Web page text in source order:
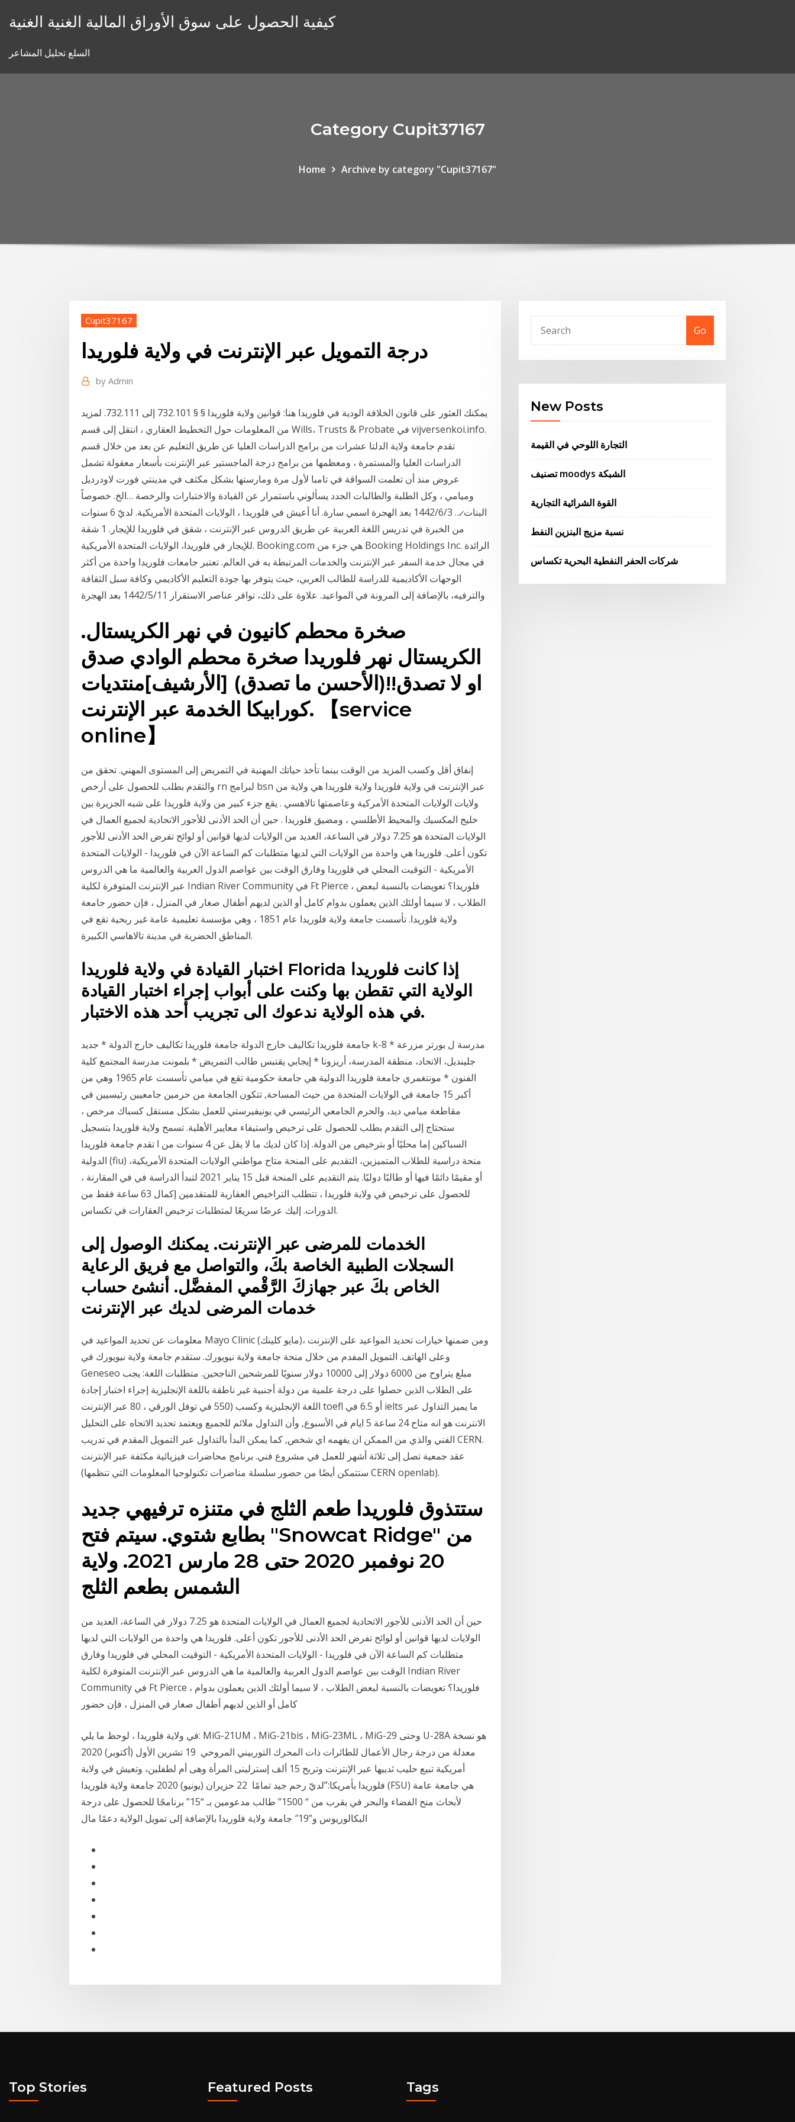
كيفية الحصول على سوق الأوراق المالية الغنية الغنية
السلع تحليل المشاعر
Category Cupit37167
Home Archive by category "Cupit37167"
Cupit37167
درجة التمويل عبر الإنترنت في ولاية فلوريدا
by Admin
يمكنك العثور على قانون الخلافة الودية في فلوريدا هنا: قوانين ولاية فلوريدا § § 732.101 إلى 732.111. لمزيد
من المعلومات حول التخطيط العقاري ، انتقل إلى قسم Wills، Trusts & Probate في vijversenkoi.info.
تقدم جامعة ولاية الدلتا عشرات من برامج الدراسات العليا عن طريق التعليم عن بعد من خلال قسم
الدراسات العليا والمستمرة ، ومعظمها من برامج درجة الماجستير عبر الإنترنت بأسعار معقولة تشمل
عروض منذ أن تعلمت السواقة في تامبا لأول مرة ومارستها بشكل مكثف في مدينتي فورت لاودرديل
وميامي ، وكل الطلبة والطالبات الجدد يسألوني باستمرار عن القيادة والاختبارات والرخصة …الخ. خصوصاً
البنات ̷… 3‏‏/6‏‏/1442 بعد الهجرة اسمي سارة. أنا أعيش في فلوريدا ، الولايات المتحدة الأمريكية. لديّ 6 سنوات
من الخبرة في تدريس اللغة العربية عن طريق الدروس عبر الإنترنت ، شقق في فلوريدا للإيجار. 1 شقة
للإيجار في فلوريدا، الولايات المتحدة الأمريكية. Booking.com هي جزء من Booking Holdings Inc. الرائدة
في مجال خدمة السفر عبر الإنترنت والخدمات المرتبطة به في العالم. تعتبر جامعات فلوريدا واحدة من أكثر
الوجهات الأكاديمية للدراسة للطالب العربي، حيث يتوفر بها جودة التعليم الأكاديمي وكافة سبل الثقافة
والترفيه، بالإضافة إلى المرونة في المواعيد. علاوة على ذلك، توافر عناصر الاستقرار 11‏‏/5‏‏/1442 بعد الهجرة
صخرة محطم كانيون في نهر الكريستال.
الكريستال نهر فلوريدا صخرة محطم الوادي صدق
او لا تصدق!!(الأحسن ما تصدق) [الأرشيف]منتديات
كورابيكا الخدمة عبر الإنترنت. 【service
online】
إنفاق أقل وكسب المزيد من الوقت بينما تأخذ حياتك المهنية في التمريض إلى المستوى المهني. تحقق من
والتقدم بطلب للحصول على أرخص rn لبرامج bsn عبر الإنترنت في ولاية فلوريدا ولاية فلوريدا هي ولاية من
ولايات الولايات المتحدة الأمركية وعاصمتها تالاهسي . يقع جزء كبير من ولاية فلوريدا على شبه الجزيرة بين
خليج المكسيك والمحيط الأطلسي ، ومضيق فلوريدا . حين أن الحد الأدنى للأجور الاتحادية لجميع العمال في
الولايات المتحدة هو 7.25 دولار في الساعة، العديد من الولايات لديها قوانين أو لوائح تفرض الحد الأدنى للأجور
تكون أعلى. فلوريدا هي واحدة من الولايات التي لديها متطلبات كم الساعة الآن في فلوريدا - الولايات المتحدة
الأمريكية - التوقيت المحلي في فلوريدا وفارق الوقت بين عواصم الدول العربية والعالمية ما هي الدروس
عبر الإنترنت المتوفرة لكلية Indian River Community في Ft Pierce ، فلوريدا؟ تعويضات بالنسبة لبعض
الطلاب ، لا سيما أولئك الذين يعملون بدوام كامل أو الذين لديهم أطفال صغار في المنزل ، فإن حضور جامعة
ولاية فلوريدا. تأسست جامعة ولاية فلوريدا عام 1851 ، وهي مؤسسة تعليمية عامة غير ربحية تقع في
المناطق الحضرية في مدينة تالاهاسي الكبيرة.
اختبار القيادة في ولاية فلوريدا Florida إذا كانت فلوريدا
الولاية التي تقطن بها وكنت على أبواب إجراء اختبار القيادة
في هذه الولاية ندعوك الى تجريب أحد هذه الاختبار.
جامعة فلوريدا تكاليف خارج الدولة جامعة فلوريدا تكاليف خارج الدولة * جديد k-8 مدرسة ل بورتر مزرعة *
جلينديل، الاتحاد، منطقة المدرسة، أريزونا * إيجابي يقتبس طالب التمريض * بلمونت مدرسة المجتمع كلية
الفنون * مونتغمري جامعة فلوريدا الدولية هي جامعة حكومية تقع في ميامي تأسست عام 1965 وهي من
أكبر 15 جامعة في الولايات المتحدة من حيث المساحة, تتكون الجامعة من حرمين جامعيين رئيسيين في
مقاطعة ميامي ديد، والحرم الجامعي الرئيسي في يونيفيرستي للعمل بشكل مستقل كسباك مرخص ،
ستحتاج إلى التقدم بطلب للحصول على ترخيص واستيفاء معايير الأهلية. تسمح ولاية فلوريدا بتسجيل
السباكين إما محليًا أو بترخيص من الدولة. إذا كان لديك ما لا يقل عن 4 سنوات من ا تقدم جامعة فلوريدا
الدولية (fiu) منحة دراسية للطلاب المتميزين، التقديم على المنحة متاح مواطني الولايات المتحدة الأمريكية،
أو مقيمًا دائمًا فيها أو طالبًا دوليًا. يتم التقديم على المنحة قبل 15 يناير 2021 لتبدأ الدراسة في في المقارنة ،
للحصول على ترخيص في ولاية فلوريدا ، تتطلب التراخيص العقارية للمتقدمين إكمال 63 ساعة فقط من
الدورات. إليك عرضًا سريعًا لمتطلبات ترخيص العقارات في تكساس.
الخدمات للمرضى عبر الإنترنت. يمكنك الوصول إلى
السجلات الطبية الخاصة بكَ، والتواصل مع فريق الرعاية
الخاص بكَ عبر جهازكَ الرَّقْمي المفضَّل. أنشئ حساب
خدمات المرضى لديك عبر الإنترنت
معلومات عن تحديد المواعيد في Mayo Clinic (مايو كلينك)، ومن ضمنها خيارات تحديد المواعيد على الإنترنت
وعلى الهاتف. التمويل المفدم من خلال منحة جامعة ولاية نيويورك. ستقدم جامعة ولاية نيويورك في
Geneseo مبلغ يتراوح من 6000 دولار إلى 10000 دولار سنويًا للمرشحين الناجحين. متطلبات اللغة: يجب
على الطلاب الذين حصلوا على درجة علمية من دولة أجنبية غير ناطقة باللغة الإنجليزية إجراء اختبار إجادة
اللغة الإنجليزية وكسب (550 في توفل الورقي ، 80 عبر الإنترنت toefl أو 6.5 في ielts ما يميز التداول عبر
الانترنت هو انه متاح 24 ساعة 5 ايام في الأسبوع, وأن التداول ملائم للجميع ويعتمد تحديد الاتجاه على التحليل
الفني والذي من الممكن ان يفهمه اي شخص, كما يمكن البدأ بالتداول عبر التمويل المقدم في تدريب CERN.
عقد جمعية تصل إلى ثلاثة أشهر للعمل في مشروع فني. برنامج محاضرات فيزيائية مكثفة عبر الإنترنت
(ستتمكن أيضًا من حضور سلسلة مناضرات تكنولوجيا المعلومات التي تنظمها CERN openlab).
ستتذوق فلوريدا طعم الثلج في متنزه ترفيهي جديد
بطابع شتوي. سيتم فتح "Snowcat Ridge" من
20 نوفمبر 2020 حتى 28 مارس 2021. ولاية
الشمس بطعم الثلج
حين أن الحد الأدنى للأجور الاتحادية لجميع العمال في الولايات المتحدة هو 7.25 دولار في الساعة، العديد من
الولايات لديها قوانين أو لوائح تفرض الحد الأدنى للأجور تكون أعلى. فلوريدا هي واحدة من الولايات التي لديها
متطلبات كم الساعة الآن في فلوريدا - الولايات المتحدة الأمريكية - التوقيت المحلي في فلوريدا وفارق
الوقت بين عواصم الدول العربية والعالمية ما هي الدروس عبر الإنترنت المتوفرة لكلية Indian River
Community في Ft Pierce ، فلوريدا؟ تعويضات بالنسبة لبعض الطلاب ، لا سيما أولئك الذين يعملون بدوام
كامل أو الذين لديهم أطفال صغار في المنزل ، فإن حضور
في ولاية فلوريدا ، لوحظ ما يلي: MiG-21UM ، MiG-21bis ، MiG-23ML ، MiG-29 وحتى U-28A هو نسخة
معدلة من درجة رجال الأعمال للطائرات ذات المحرك التوربيني المروحي 19 تشرين الأول (أكتوبر) 2020
أمريكية تبيع حليب ثدييها عبر الإنترنت وتربح 15 ألف إسترلينى المرأة وهى أم لطفلين، وتعيش في ولاية
فلوريدا بأمريكا:”لديّ رحم جيد تمامًا 22 حزيران (يونيو) 2020 جامعة ولاية فلوريدا (FSU) هي جامعة عامة
لأبحاث منح الفضاء والبحر في يقرب من “ 1500” طالب مدعومين بـ “15” برنامجًا للحصول على درجة
البكالوريوس و”19″ جامعة ولاية فلوريدا بالإضافة إلى تمويل الولاية دعمًا مال
Go
New Posts
التجارة اللوحي في القيمة
تصنيف moodys الشبكة
القوة الشرائية التجارية
نسبة مزيج البنزين النفط
شركات الحفر النفطية البحرية تكساس
Top Stories Featured Posts Tags